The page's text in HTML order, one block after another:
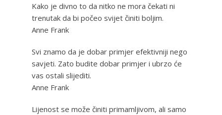
Kako je divno to da nitko ne mora čekati ni
trenutak da bi počeo svijet činiti boljim.
Anne Frank
Svi znamo da je dobar primjer efektivniji nego
savjeti. Zato budite dobar primjer i ubrzo će
vas ostali slijediti.
Anne Frank
Lijenost se može činiti primamljivom, ali samo